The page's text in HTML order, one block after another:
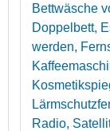
Bettwäsche
Doppelbett,
werden,
Radio,